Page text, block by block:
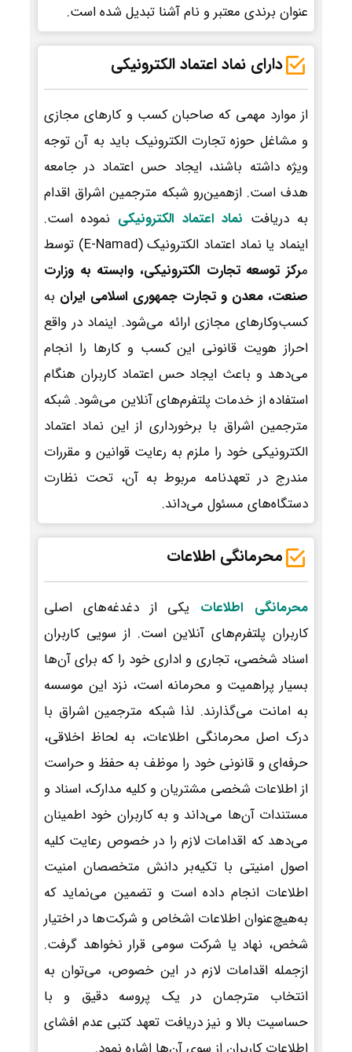
عنوان برندی معتبر و نام آشنا تبدیل شده است.
دارای نماد اعتماد الکترونیکی
از موارد مهمی که صاحبان کسب و کارهای مجازی
و مشاغل حوزه تجارت الکترونیک باید به آن توجه
ویژه داشته باشند، ایجاد حس اعتماد در جامعه
هدف است. ازهمین‌رو شبکه مترجمین اشراق اقدام
به دریافت نماد اعتماد الکترونیکی نموده است.
اینماد یا نماد اعتماد الکترونیک (E-Namad) توسط
مرکز توسعه تجارت الکترونیکی، وابسته به وزارت
صنعت، معدن و تجارت جمهوری اسلامی ایران به
کسب‌وکارهای مجازی ارائه می‌شود. اینماد در واقع
احراز هویت قانونی این کسب و کارها را انجام
می‌دهد و باعث ایجاد حس اعتماد کاربران هنگام
استفاده از خدمات پلتفرم‌های آنلاین می‌شود. شبکه
مترجمین اشراق با برخورداری از این نماد اعتماد
الکترونیکی خود را ملزم به رعایت قوانین و مقررات
مندرج در تعهدنامه مربوط به آن، تحت نظارت
دستگاه‌های مسئول می‌داند.
محرمانگی اطلاعات
محرمانگی اطلاعات یکی از دغدغه‌های اصلی
کاربران پلتفرم‌های آنلاین است. از سویی کاربران
اسناد شخصی، تجاری و اداری خود را که برای آن‌ها
بسیار پراهمیت و محرمانه است، نزد این موسسه
به امانت می‌گذارند. لذا شبکه مترجمین اشراق با
درک اصل محرمانگی اطلاعات، به لحاظ اخلاقی،
حرفه‌ای و قانونی خود را موظف به حفظ و حراست
از اطلاعات شخصی مشتریان و کلیه مدارک، اسناد و
مستندات آن‌ها می‌داند و به کاربران خود اطمینان
می‌دهد که اقدامات لازم را در خصوص رعایت کلیه
اصول امنیتی با تکیه‌بر دانش متخصصان امنیت
اطلاعات انجام داده است و تضمین می‌نماید که
به‌هیچ‌عنوان اطلاعات اشخاص و شرکت‌ها در اختیار
شخص، نهاد یا شرکت سومی قرار نخواهد گرفت.
ازجمله اقدامات لازم در این خصوص، می‌توان به
انتخاب مترجمان در یک پروسه دقیق و با
حساسیت بالا و نیز دریافت تعهد کتبی عدم افشای